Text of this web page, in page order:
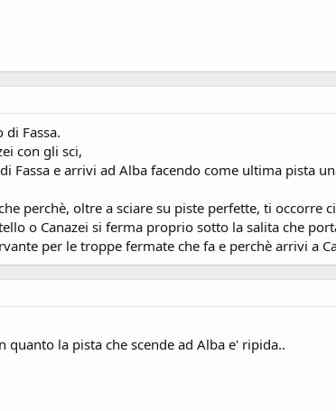
Fassa.
con gli sci,
Fassa e arrivi ad Alba facendo come ultima pista
perchè, oltre a sciare su piste perfette, ti occorre
o Canazei si ferma proprio sotto la salita che
per le troppe fermate che fa e perchè arrivi a
la pista che scende ad Alba e' ripida..